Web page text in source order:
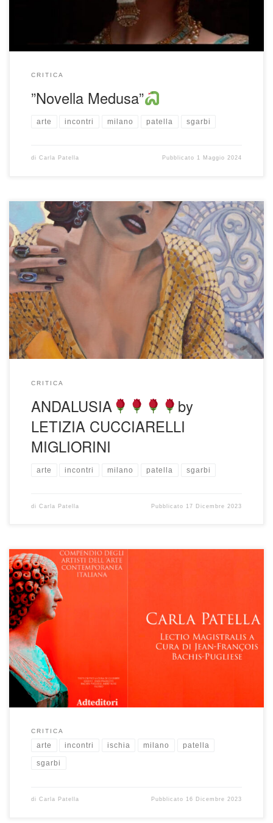
chiunque lo incontrasse. Medusa era […]
CRITICA
”Novella Medusa”
arte incontri milano patella sgarbi
di Carla Patella Pubblicato 1 Maggio 2024
ANDALUSIA
by LETIZIA CUCCIARELLI
MIGLIORINI “Una danzatrice avvolta in un abito che
intreccia i raggi solari comprimendo lievemente le giovani
carni avvolgendole quasi a fermare l’attimo nel quale due
magnifiche rose sbocciano dietro l’orecchio destro decorato
da un orecchino a forma di croce tempestato di gemme. La
seduzione del corpo è […]
CRITICA
ANDALUSIA
by
LETIZIA CUCCIARELLI
MIGLIORINI
arte incontri milano patella sgarbi
di Carla Patella Pubblicato 17 Dicembre 2023
ANDALUSIA
BACHIS PUGLIESE
degli Artisti dell’Arte Contemporanea Italiana. Carla Patella.
1953, Bologna. Andalusia – Acrilici , olio e foglia d’ oro su
tela – 120x80cm. Anno 2023. Alcune sensazioni
psicologiche possono essere supportate sulla stessa cute
avvolgente il corpo medesimo di un […]
CRITICA
arte incontri ischia milano patella
sgarbi
di Carla Patella Pubblicato 16 Dicembre 2023